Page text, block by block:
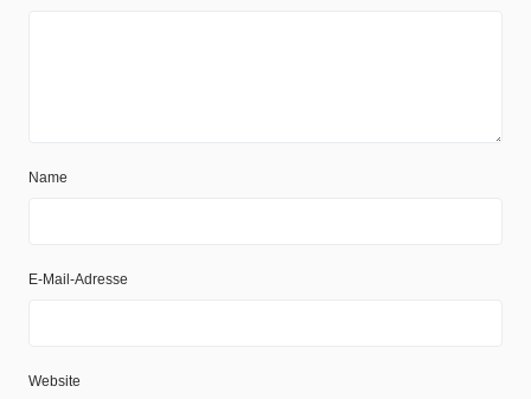
Name
E-Mail-Adresse
Website